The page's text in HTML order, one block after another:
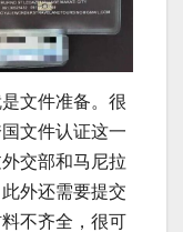
文件准备。很
文件认证这一
交部和马尼拉
外还需要提交
不齐全，很可